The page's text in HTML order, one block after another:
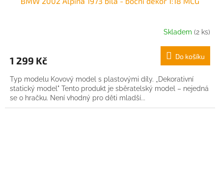
Skladem (2 ks)
1 299 Kč Do košíku
Typ modelu Kovový model s plastovými díly. „Dekorativní
statický model" Tento produkt je sběratelský model – nejedná
se o hračku. Není vhodný pro děti mladší...